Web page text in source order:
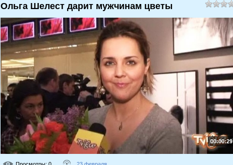
Ольга Шелест дарит мужчинам цветы
00:00:29